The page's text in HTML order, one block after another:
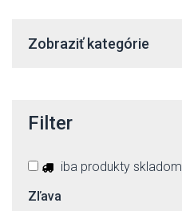
Zobraziť kategórie
Filter
iba produkty skladom
Zľava